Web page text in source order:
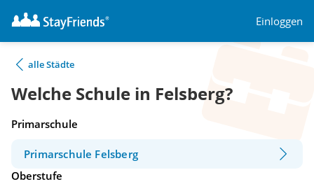
Einloggen
alle Städte
Welche Schule in Felsberg?
Primarschule
Primarschule Felsberg
Oberstufe